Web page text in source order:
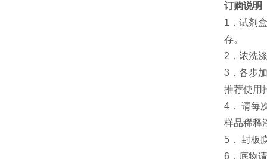
订购说明
1．试剂
存。
2．浓洗
3．各步
推荐使用
4． 请每
样品稀释
5． 封板
6．底物